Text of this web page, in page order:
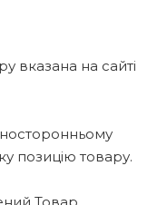
вказана на сайті
позицію товару.